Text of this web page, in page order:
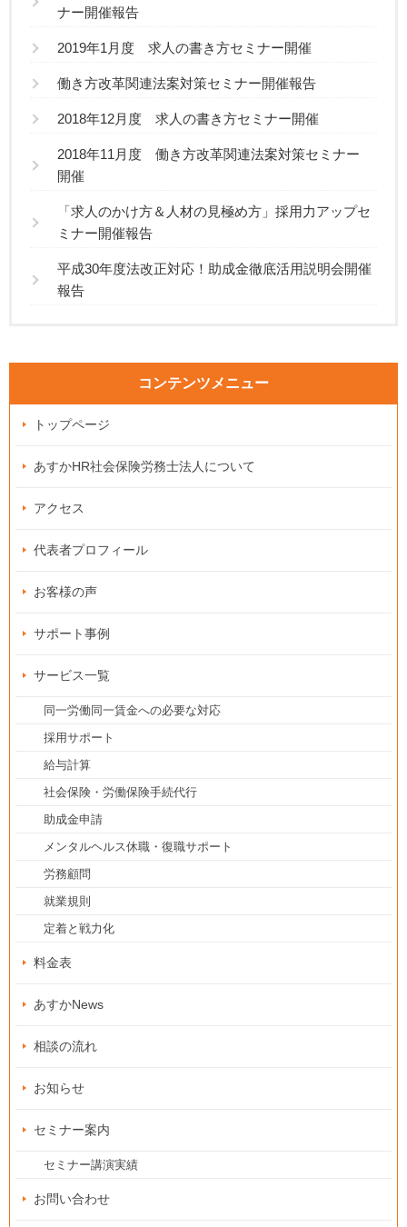
ナー開催報告
2019年1月度 求人の書き方セミナー開催
働き方改革関連法案対策セミナー開催報告
2018年12月度 求人の書き方セミナー開催
2018年11月度 働き方改革関連法案対策セミナー
開催
「求人のかけ方＆人材の見極め方」採用力アップセ
ミナー開催報告
平成30年度法改正対応！助成金徹底活用説明会開催
報告
コンテンツメニュー
トップページ
あすかHR社会保険労務士法人について
アクセス
代表者プロフィール
お客様の声
サポート事例
サービス一覧
同一労働同一賃金への必要な対応
採用サポート
給与計算
社会保険・労働保険手続代行
助成金申請
メンタルヘルス休職・復職サポート
労務顧問
就業規則
定着と戦力化
料金表
あすかNews
相談の流れ
お知らせ
セミナー案内
セミナー講演実績
お問い合わせ